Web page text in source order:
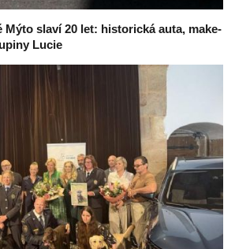
Mýto slaví 20 let: historická auta, make-
Lucie